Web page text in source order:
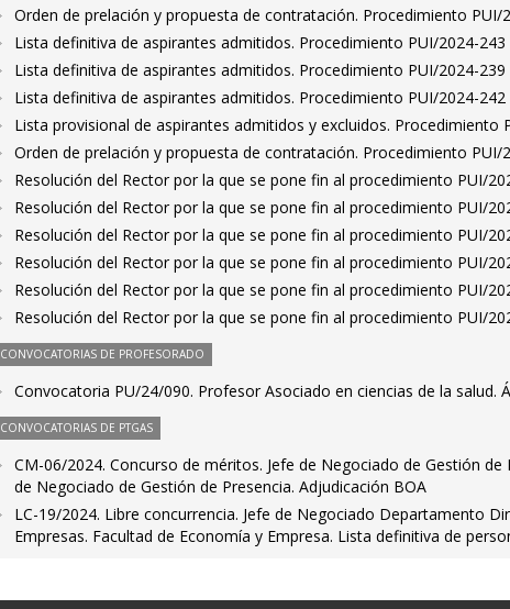
Orden de prelación y propuesta de contratación. Procedimiento PUI/
Lista definitiva de aspirantes admitidos. Procedimiento PUI/2024-243
Lista definitiva de aspirantes admitidos. Procedimiento PUI/2024-239
Lista definitiva de aspirantes admitidos. Procedimiento PUI/2024-242
Lista provisional de aspirantes admitidos y excluidos. Procedimiento
Orden de prelación y propuesta de contratación. Procedimiento PUI/
Resolución del Rector por la que se pone fin al procedimiento PUI/
Resolución del Rector por la que se pone fin al procedimiento PUI/
Resolución del Rector por la que se pone fin al procedimiento PUI/
Resolución del Rector por la que se pone fin al procedimiento PUI/
Resolución del Rector por la que se pone fin al procedimiento PUI/
Resolución del Rector por la que se pone fin al procedimiento PUI/
CONVOCATORIAS DE PROFESORADO
Convocatoria PU/24/090. Profesor Asociado en ciencias de la salud.
CONVOCATORIAS DE PTGAS
CM-06/2024. Concurso de méritos. Jefe de Negociado de Gestión
de Negociado de Gestión de Presencia. Adjudicación BOA
LC-19/2024. Libre concurrencia. Jefe de Negociado Departamento
Empresas. Facultad de Economía y Empresa. Lista definitiva de